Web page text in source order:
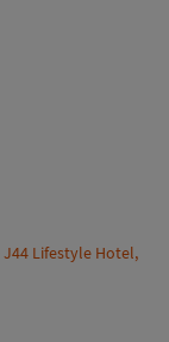
J44 Lifestyle Hotel,